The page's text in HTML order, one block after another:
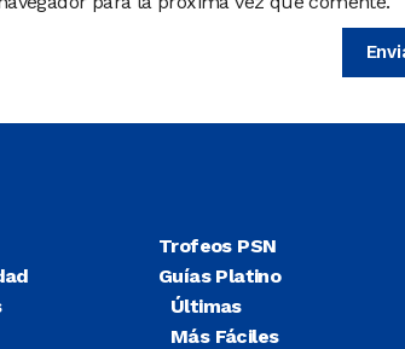
Trofeos PSN
Guías Platino
Últimas
Más Fáciles